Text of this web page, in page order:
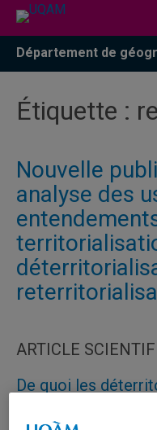
Accéder
recherche
Accéder
menu
pricipal
Accéder
zone
Département de
Étiquette :
Nouvelle
analyse des
ARTICLE
De quoi les
analyse des